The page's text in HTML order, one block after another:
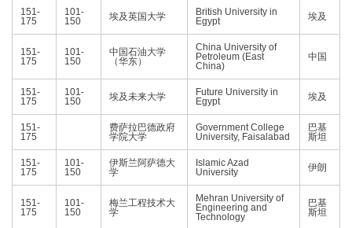
151-
175
101-
150
埃及英国大学
British University in
Egypt
埃及
151-
175
101-
150
中国石油大学
（华东）
China University of
Petroleum (East
China)
中国
151-
175
101-
150
埃及未来大学
Future University in
Egypt
埃及
151-
175
费萨拉巴德政府
学院大学
Government College
University, Faisalabad
巴基
斯坦
151-
175
101-
150
伊斯兰阿萨德大
学
Islamic Azad
University
伊朗
151-
175
101-
150
梅兰工程技术大
学
Mehran University of
Engineering and
Technology
巴基
斯坦